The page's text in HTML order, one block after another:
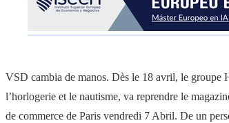
VSD cambia de manos. Dès le 18 avril, le groupe
l’horlogerie et le nautisme, va reprendre le
de commerce de Paris vendredi 7 Abril. De un